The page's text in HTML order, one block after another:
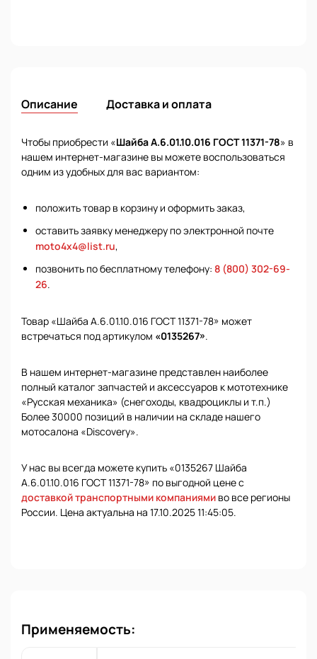
Описание Доставка и оплата
Чтобы приобрести «Шайба А.6.01.10.016 ГОСТ 11371-78» в
нашем интернет-магазине вы можете воспользоваться
одним из удобных для вас вариантом:
положить товар в корзину и оформить заказ,
оставить заявку менеджеру по электронной почте
moto4x4@list.ru,
позвонить по бесплатному телефону: 8 (800) 302-69-
26.
Товар «Шайба А.6.01.10.016 ГОСТ 11371-78» может
встречаться под артикулом «0135267».
В нашем интернет-магазине представлен наиболее
полный каталог запчастей и аксессуаров к мототехнике
«Русская механика» (снегоходы, квадроциклы и т.п.)
Более 30000 позиций в наличии на складе нашего
мотосалона «Discovery».
У нас вы всегда можете купить «0135267 Шайба
А.6.01.10.016 ГОСТ 11371-78» по выгодной цене с
доставкой транспортными компаниями во все регионы
России. Цена актуальна на 17.10.2025 11:45:05.
Применяемость: